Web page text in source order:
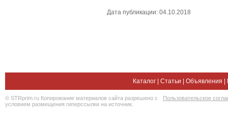
Дата публикации: 04.10.2018
Каталог Статьи Объявления
© STRprim.ru Копирование материалов сайта разрешено с
условием размещения гиперссылки на источник.
Пользовательское